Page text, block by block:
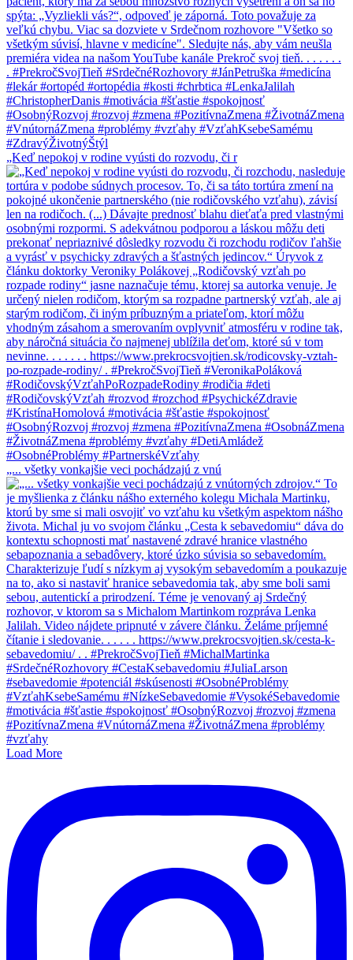
„Keď nepokoj v rodine vyústi do rozvodu, či r
„... všetky vonkajšie veci pochádzajú z vnú
Load More